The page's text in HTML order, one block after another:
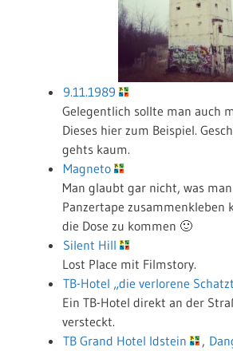
9.11.1989
Gelegentlich sollte man auch
Dieses hier zum Beispiel.
gehts kaum.
Magneto
Man glaubt gar nicht, was
Panzertape zusammenkleben
die Dose zu kommen 🙂
Silent Hill
Lost Place mit Filmstory.
TB-Hotel „die verlorene
Ein TB-Hotel direkt an der
versteckt.
TB Grand Hotel Idstein
,